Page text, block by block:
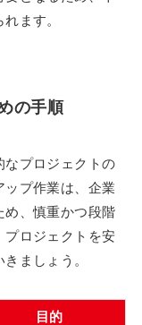
ます。
の手順
なプロジェクトの
プ作業は、企業
め、慎重かつ段階
プロジェクトを安
ましょう。
目的